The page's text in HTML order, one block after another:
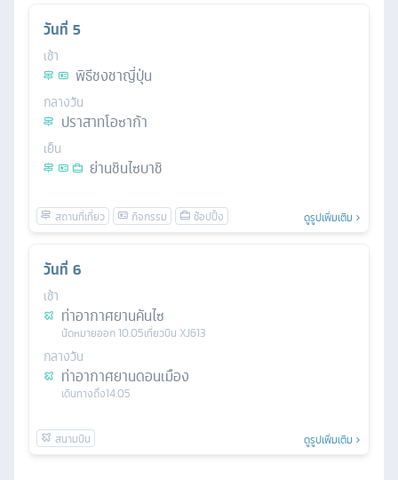
วันที่ 5
เช้า
พิธีชงชาญี่ปุ่น
กลางวัน
ปราสาทโอซาก้า
เย็น
ย่านชินไซบาชิ
ดูรูปเพิ่มเติม
วันที่ 6
เช้า
ท่าอากาศยานคันไซ
นัดหมายออก10.05เที่ยวบิน XJ613
กลางวัน
ท่าอากาศยานดอนเมือง
เดินทางถึง14.05
ดูรูปเพิ่มเติม